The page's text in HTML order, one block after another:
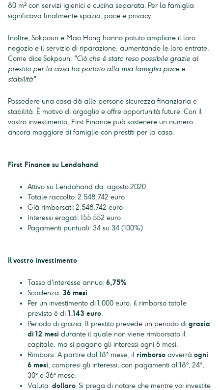
80 m² con servizi igienici e cucina separata. Per la famiglia
significava finalmente spazio, pace e privacy.
Inoltre, Sokpoun e Mao Hong hanno potuto ampliare il loro
negozio e il servizio di riparazione, aumentando le loro entrate.
Come dice Sokpoun: "Ciò che è stato reso possibile grazie al
prestito per la casa ha portato alla mia famiglia pace e
stabilità".
Possedere una casa dà alle persone sicurezza finanziaria e
stabilità. È motivo di orgoglio e offre opportunità future. Con il
vostro investimento, First Finance può sostenere un numero
ancora maggiore di famiglie con prestiti per la casa.
First Finance su Lendahand
Attivo su Lendahand da: agosto 2020
Totale raccolto: 2.548.742 euro
Già rimborsati: 2.548.742 euro
Interessi erogati: 155.552 euro
Pagamenti puntuali: 34 su 34 (100%)
Il vostro investimento
Tasso d'interesse annuo: 6,75%
Scadenza: 36 mesi
Per un investimento di 1.000 euro, il rimborso totale
previsto è di 1.143 euro.
Periodo di grazia: Il prestito prevede un periodo di grazia
di 12 mesi durante il quale non viene rimborsato il
capitale, ma si pagano gli interessi ogni 6 mesi.
Rimborsi: A partire dal 18° mese, il rimborso avverrà ogni
6 mesi, compresi gli interessi, con pagamenti al 18°, 24°,
30° e 36° mese.
Valuta: dollaro. Si prega di notare che mentre voi investite